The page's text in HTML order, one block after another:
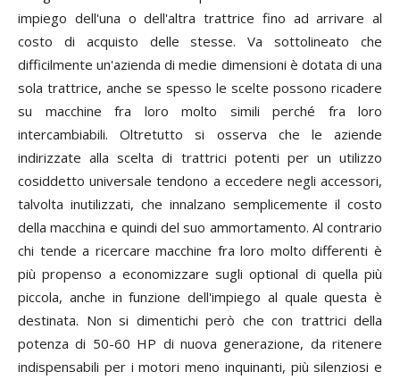
impiego dell'una o dell'altra trattrice fino ad arrivare al
costo di acquisto delle stesse. Va sottolineato che
difficilmente un'azienda di medie dimensioni è dotata di una
sola trattrice, anche se spesso le scelte possono ricadere
su macchine fra loro molto simili perché fra loro
intercambiabili. Oltretutto si osserva che le aziende
indirizzate alla scelta di trattrici potenti per un utilizzo
cosiddetto universale tendono a eccedere negli accessori,
talvolta inutilizzati, che innalzano semplicemente il costo
della macchina e quindi del suo ammortamento. Al contrario
chi tende a ricercare macchine fra loro molto differenti è
più propenso a economizzare sugli optional di quella più
piccola, anche in funzione dell'impiego al quale questa è
destinata. Non si dimentichi però che con trattrici della
potenza di 50-60 HP di nuova generazione, da ritenere
indispensabili per i motori meno inquinanti, più silenziosi e